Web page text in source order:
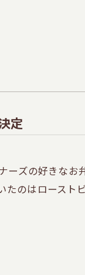
定
ーズの好きなお
たのはロースト